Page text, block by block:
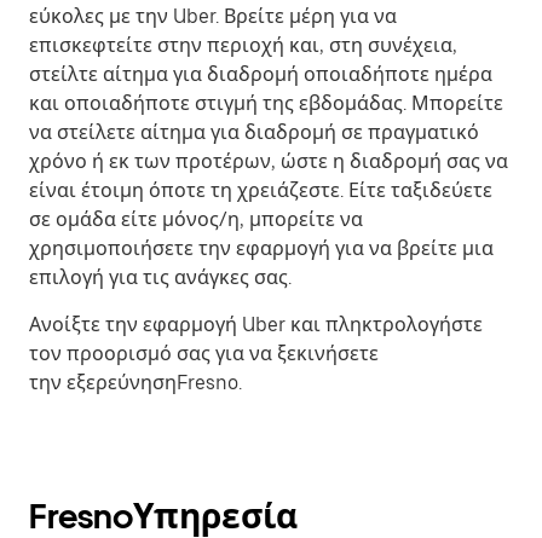
εύκολες με την Uber. Βρείτε μέρη για να
επισκεφτείτε στην περιοχή και, στη συνέχεια,
στείλτε αίτημα για διαδρομή οποιαδήποτε ημέρα
και οποιαδήποτε στιγμή της εβδομάδας. Μπορείτε
να στείλετε αίτημα για διαδρομή σε πραγματικό
χρόνο ή εκ των προτέρων, ώστε η διαδρομή σας να
είναι έτοιμη όποτε τη χρειάζεστε. Είτε ταξιδεύετε
σε ομάδα είτε μόνος/η, μπορείτε να
χρησιμοποιήσετε την εφαρμογή για να βρείτε μια
επιλογή για τις ανάγκες σας.
Ανοίξτε την εφαρμογή Uber και πληκτρολογήστε
τον προορισμό σας για να ξεκινήσετε
την εξερεύνησηFresno.
FresnoΥπηρεσία